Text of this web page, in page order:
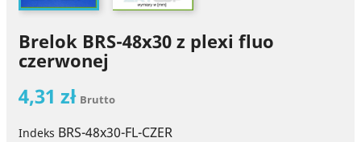
Brelok BRS-48x30 z plexi fluo
czerwonej
4,31 zł Brutto
Indeks BRS-48x30-FL-CZER